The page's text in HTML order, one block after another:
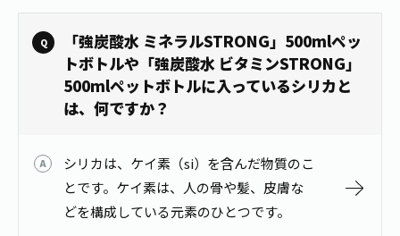
お〜いお茶
健康ミネラルむぎ茶
TULLY'S COFFEE
商品情報
ブランドから探す
お茶を知る・楽しむ
お茶を楽しむ
お茶のいれ方
動画ギャラリー
レシピ集
体験・イベント
体験・イベント
見学・体験
工場見学
お茶の複合型博物館
店舗・通販
店舗・通販
伊藤園の店舗トップ
「強炭酸水 ミネラルSTRONG」500mlペッ
トボトルや「強炭酸水 ビタミンSTRONG」
500mlペットボトルに入っているシリカと
は、何ですか？
シリカは、ケイ素（si）を含んだ物質のこ
とです。ケイ素は、人の骨や髪、皮膚な
どを構成している元素のひとつです。